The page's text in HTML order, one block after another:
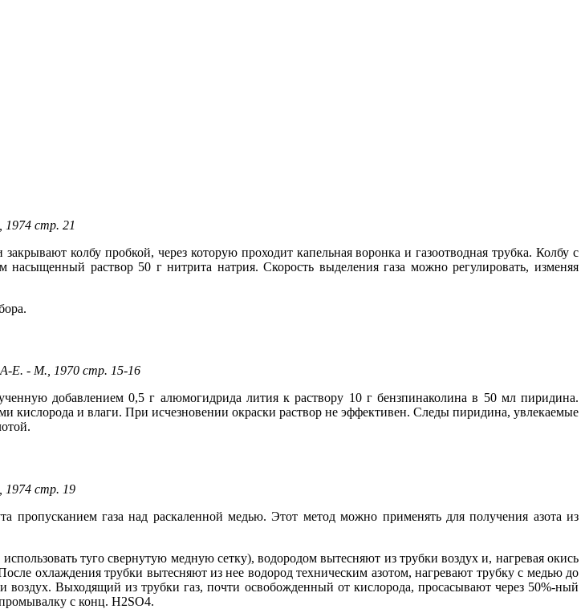
стр. 21
колбу пробкой, через которую проходит капельная воронка и газоотводная трубка. Колбу с
раствор 50 г нитрита натрия. Скорость выделения газа можно регулировать, изменяя
Е. - М., 1970 стр. 15-16
добавлением 0,5 г алюмогидрида лития к раствору 10 г бензпинаколина в 50 мл пиридина.
кислорода и влаги. При исчезновении окраски раствор не эффективен. Следы пиридина, увлекаемые
стр. 19
пропусканием газа над раскаленной медью. Этот метод можно применять для получения азота из
туго свернутую медную сетку), водородом вытесняют из трубки воздух и, нагревая окись
охлаждения трубки вытесняют из нее водород техническим азотом, нагревают трубку с медью до
воздух. Выходящий из трубки газ, почти освобожденный от кислорода, просасывают через 50%-ный
с конц. H2SO4.